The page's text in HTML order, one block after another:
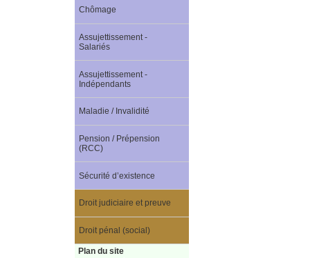
Chômage
Assujettissement -
Salariés
Assujettissement -
Indépendants
Maladie / Invalidité
Pension / Prépension
(RCC)
Sécurité d’existence
Droit judiciaire et preuve
Droit pénal (social)
Plan du site